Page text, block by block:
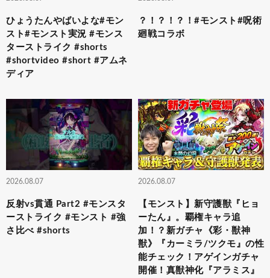
ひょうたんやばいよな#モン
スト#モンスト実況 #モンス
ターストライク #shorts
#shortvideo #short #アムネ
ディア
？！？！？！#モンスト#呪術
廻戦コラボ
2026.08.07
反射vs貫通 Part2 #モンスタ
ーストライク #モンスト #強
さ比べ #shorts
2026.08.07
【モンスト】新守護獣『ヒョ
ーたん』。覇権キャラ追
加！？新ガチャ《彩・獣神
獣》『カーミラ/ツクモ』の性
能チェック！アゲインガチャ
開催！真獣神化『アラミス』